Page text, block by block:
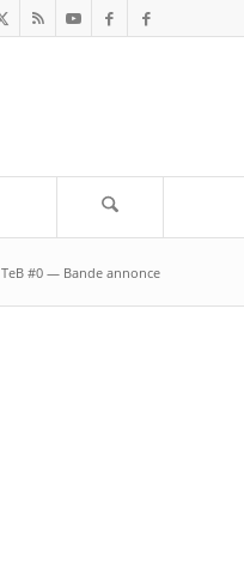
TeB #0 — Bande annonce